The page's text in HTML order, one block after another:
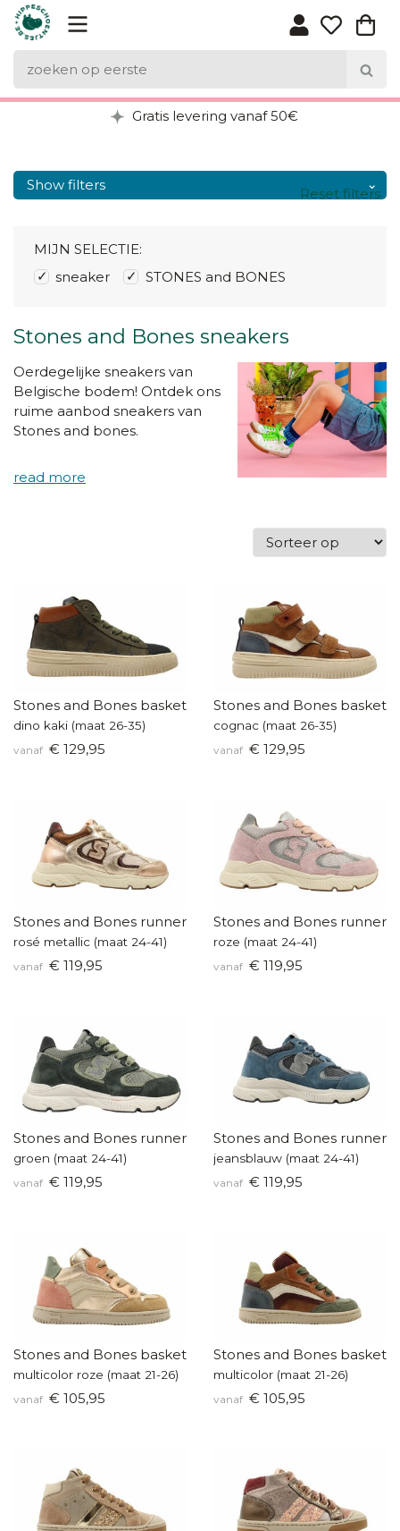
Gratis levering vanaf 50€
Show filters
Stones and Bones sneakers
Oerdegelijke sneakers van
Belgische bodem! Ontdek ons
ruime aanbod sneakers van
Stones and bones.
MIJN SELECTIE:
sneaker
STONES and BONES
Reset filters
Stones and Bones basketters
dino kaki (maat 26-35)
vanaf € 129,95
Stones and Bones
cognac (maat 26-35)
vanaf € 129,95
Stones and Bones runners
rosé metallic (maat 24-41)
vanaf € 119,95
Stones and Bones runners
roze (maat 24-41)
vanaf € 119,95
Stones and Bones runners
groen (maat 24-41)
vanaf € 119,95
Stones and Bones runners
jeansblauw (maat 24-41)
vanaf € 119,95
Stones and Bones baskettertje
multicolor roze (maat 21-26)
vanaf € 105,95
Stones and Bones
multicolor (maat 21-26)
vanaf € 105,95